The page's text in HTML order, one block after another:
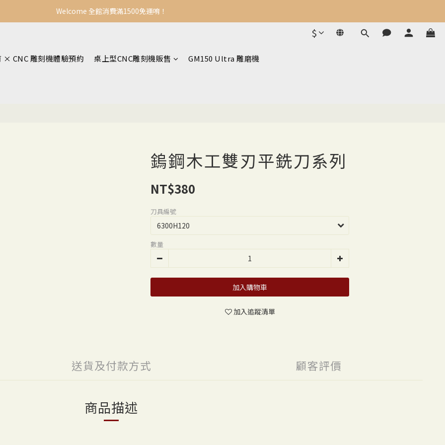
Welcome 全館消費滿1500免運唷！
$
× CNC 雕刻機體驗預約 桌上型CNC雕刻機販售 GM150 Ultra 雕磨機
鎢鋼木工雙刃平銑刀系列
NT$380
刀具編號
數量
加入購物車
加入追蹤清單
送貨及付款方式 顧客評價
商品描述